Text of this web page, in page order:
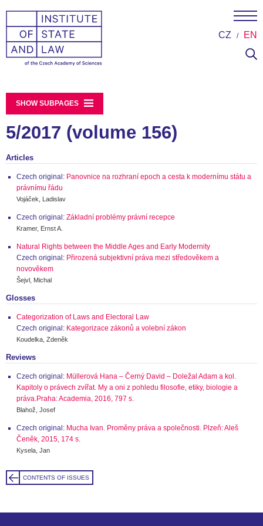
CZ EN
SHOW SUBPAGES
5/2017 (volume 156)
Articles
Czech original: Panovnice na rozhraní epoch a cesta k modernímu státu a
právnímu řádu
Vojáček, Ladislav
Czech original: Základní problémy právní recepce
Kramer, Ernst A.
Natural Rights between the Middle Ages and Early Modernity
Czech original: Přirozená subjektivní práva mezi středověkem a
novověkem
Šejvl, Michal
Glosses
Categorization of Laws and Electoral Law
Czech original: Kategorizace zákonů a volební zákon
Koudelka, Zdeněk
Reviews
Czech original: Müllerová Hana – Černý David – Doležal Adam a kol.
Kapitoly o právech zvířat. My a oni z pohledu filosofie, etiky, biologie a
práva.Praha: Academia, 2016, 797 s.
Blahož, Josef
Czech original: Mucha Ivan. Proměny práva a společnosti. Plzeň: Aleš
Čeněk, 2015, 174 s.
Kysela, Jan
CONTENTS OF ISSUES